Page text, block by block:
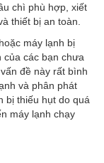
chì phù hợp, xiết
thiết bị an toàn.
máy lạnh bị
của các bạn chưa
đề này rất bình
và phân phát
bị thiếu hụt do quá
máy lạnh chạy